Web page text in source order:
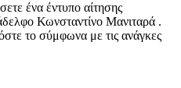
ένα έντυπο αίτησης
Κωνσταντίνο Μανιταρά .
το σύμφωνα με τις ανάγκες